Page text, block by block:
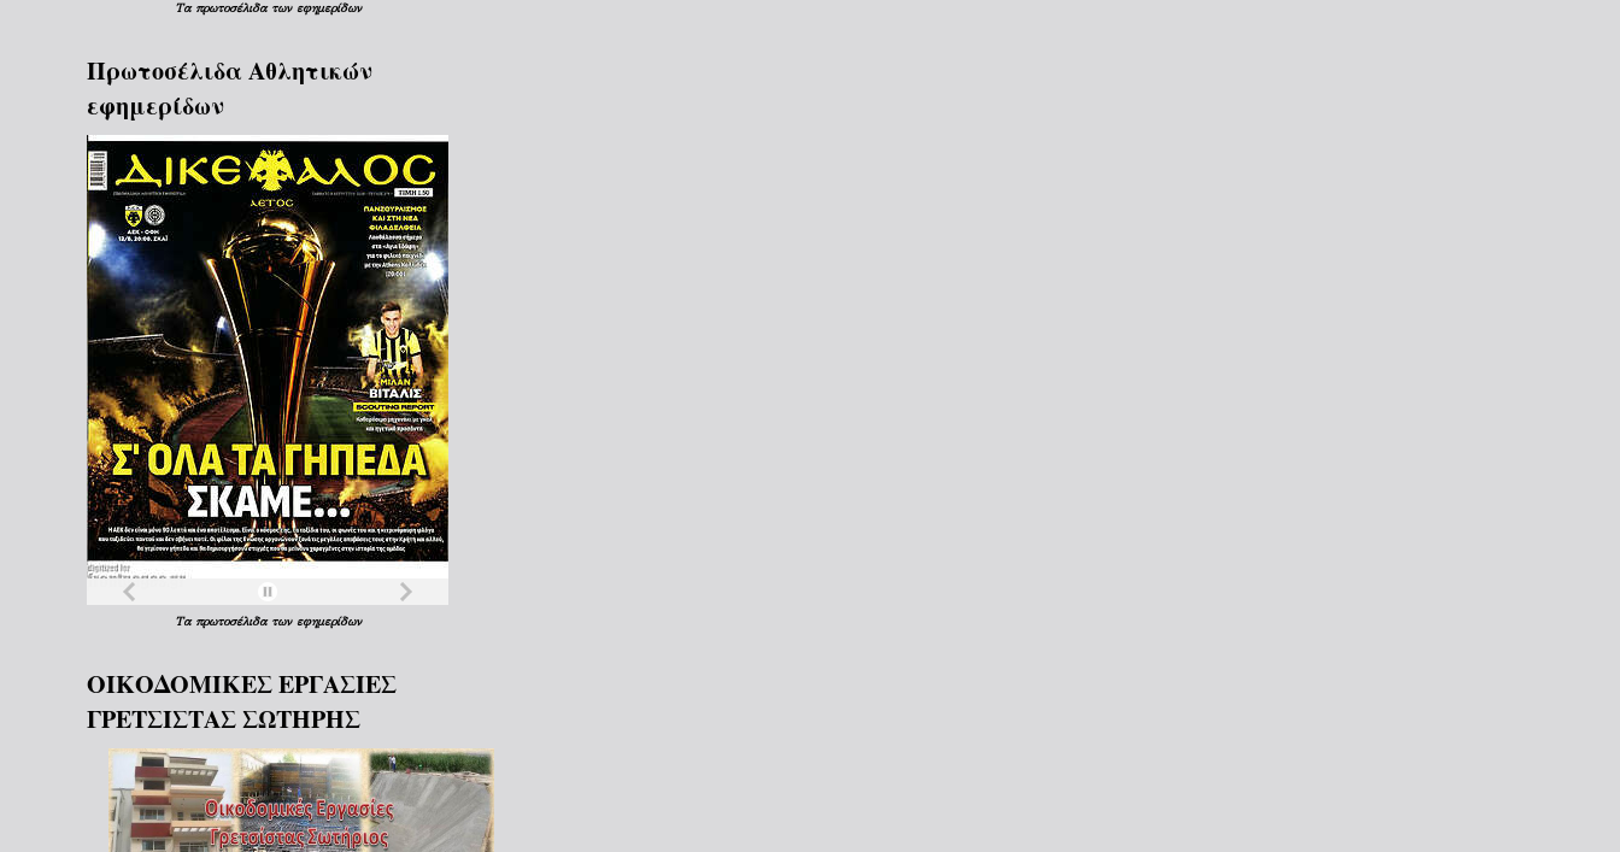
Τα πρωτοσέλιδα των εφημερίδων
Πρωτοσέλιδα Aθλητικών
εφημερίδων
Τα πρωτοσέλιδα των εφημερίδων
ΟΙΚΟΔΟΜΙΚΕΣ ΕΡΓΑΣΙΕΣ
ΓΡΕΤΣΙΣΤΑΣ ΣΩΤΗΡΗΣ